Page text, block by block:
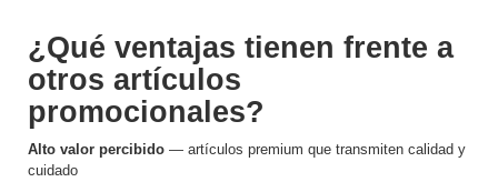
¿Qué ventajas tienen frente a
otros artículos
promocionales?
Alto valor percibido — artículos premium que transmiten calidad y
cuidado